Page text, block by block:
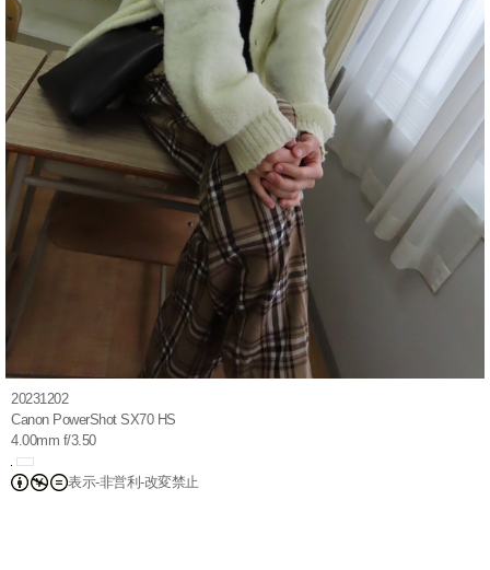
20231202
Canon PowerShot SX70 HS
4.00mm f/3.50
表示-非営利-改変禁止